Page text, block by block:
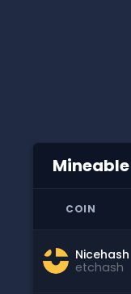
COIN
Nicehash
etchash